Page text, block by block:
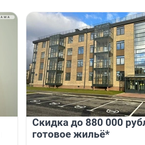
Скидка до 880 000
готовое жильё*